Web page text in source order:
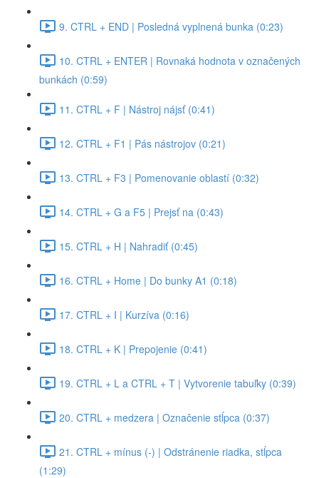
9. CTRL + END | Posledná vyplnená bunka (0:23)
10. CTRL + ENTER | Rovnaká hodnota v označených
bunkách (0:59)
11. CTRL + F | Nástroj nájsť (0:41)
12. CTRL + F1 | Pás nástrojov (0:21)
13. CTRL + F3 | Pomenovanie oblastí (0:32)
14. CTRL + G a F5 | Prejsť na (0:43)
15. CTRL + H | Nahradiť (0:45)
16. CTRL + Home | Do bunky A1 (0:18)
17. CTRL + I | Kurzíva (0:16)
18. CTRL + K | Prepojenie (0:41)
19. CTRL + L a CTRL + T | Vytvorenie tabuľky (0:39)
20. CTRL + medzera | Označenie stĺpca (0:37)
21. CTRL + mínus (-) | Odstránenie riadka, stĺpca
(1:29)